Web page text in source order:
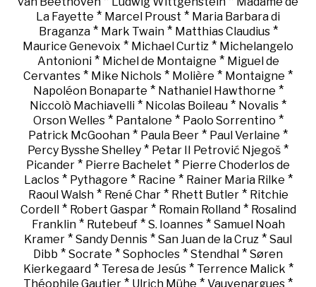
La Fayette * Marcel Proust * Maria Barbara di
Braganza* Mark Twain* Matthias Claudius*
Maurice Genevoix * Michael Curtiz * Michelangelo
Antonioni* Michel de Montaigne * Miguel de
Cervantes * Mike Nichols * Molière * Montaigne *
Napoléon Bonaparte * Nathaniel Hawthorne *
Niccolò Machiavelli * Nicolas Boileau * Novalis *
Orson Welles* Pantalone * Paolo Sorrentino *
Patrick McGoohan * Paula Beer * Paul Verlaine *
Percy Bysshe Shelley * Petar II Petrović Njegoš *
Picander * Pierre Bachelet * Pierre Choderlos de
Laclos* Pythagore * Racine * Rainer Maria Rilke *
Raoul Walsh* René Char* Rhett Butler* Ritchie
Cordell * Robert Gaspar* Romain Rolland* Rosalind
Franklin* Rutebeuf* S. Ioannes* Samuel Noah
Kramer * Sandy Dennis * San Juan de la Cruz * Saul
Dibb * Socrate * Sophocles * Stendhal * Søren
Kierkegaard* Teresa de Jesús* Terrence Malick *
Théophile Gautier * Ulrich Mühe * Vauvenargues *